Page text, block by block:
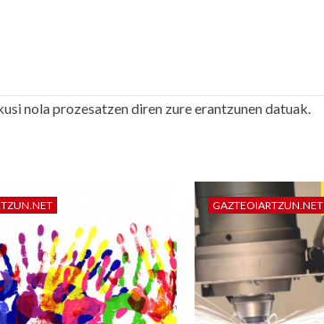
nola prozesatzen diren zure erantzunen datuak.
GAZTEOIARTZUN.NET